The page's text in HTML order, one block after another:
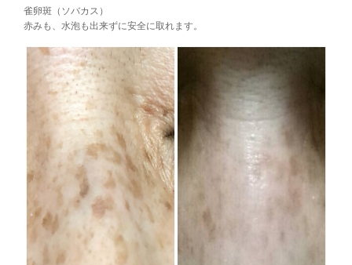
雀卵斑（ソバカス）
赤みも、水泡も出来ずに安全に取れます。